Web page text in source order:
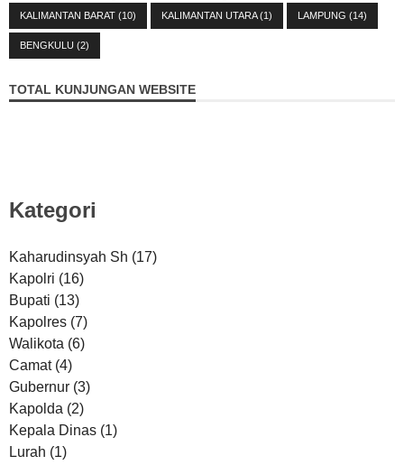
KALIMANTAN BARAT (10) KALIMANTAN UTARA(1) LAMPUNG (14)
BENGKULU (2)
TOTAL KUNJUNGAN WEBSITE
Kategori
Kaharudinsyah Sh (17)
Kapolri (16)
Bupati (13)
Kapolres (7)
Walikota (6)
Camat (4)
Gubernur (3)
Kapolda (2)
Kepala Dinas (1)
Lurah (1)